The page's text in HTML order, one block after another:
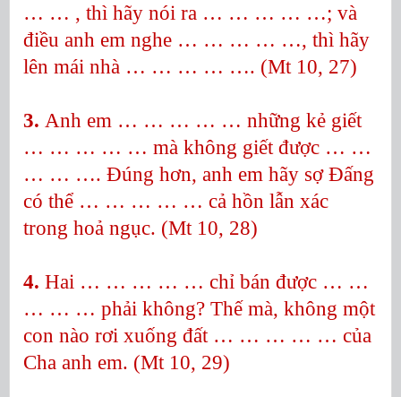
… … , thì hãy nói ra … … … … …; và
điều anh em nghe … … … … …, thì hãy
lên mái nhà … … … … …. (Mt 10, 27)
3. Anh em … … … … … những kẻ giết
… … … … … mà không giết được … …
… … …. Đúng hơn, anh em hãy sợ Đấng
có thể … … … … … cả hồn lẫn xác
trong hoả ngục. (Mt 10, 28)
4. Hai … … … … … chỉ bán được … …
… … … phải không? Thế mà, không một
con nào rơi xuống đất … … … … … của
Cha anh em. (Mt 10, 29)